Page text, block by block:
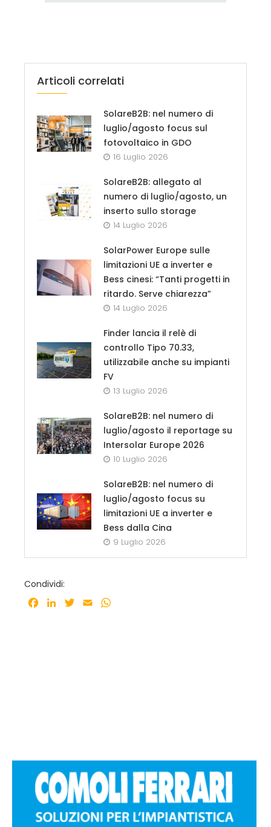
Articoli correlati
SolareB2B: nel numero di
luglio/agosto focus sul
fotovoltaico in GDO
16 Luglio 2026
SolareB2B: allegato al
numero di luglio/agosto, un
inserto sullo storage
14 Luglio 2026
SolarPower Europe sulle
limitazioni UE a inverter e
Bess cinesi: “Tanti progetti in
ritardo. Serve chiarezza”
14 Luglio 2026
Finder lancia il relè di
controllo Tipo 70.33,
utilizzabile anche su impianti
FV
13 Luglio 2026
SolareB2B: nel numero di
luglio/agosto il reportage su
Intersolar Europe 2026
10 Luglio 2026
SolareB2B: nel numero di
luglio/agosto focus su
limitazioni UE a inverter e
Bess dalla Cina
9 Luglio 2026
Condividi:
Facebook
LinkedInTwitter
Email